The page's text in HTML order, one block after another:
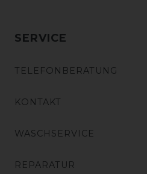
SERVICE
TELEFONBERATUNG
KONTAKT
WASCHSERVICE
REPARATUR